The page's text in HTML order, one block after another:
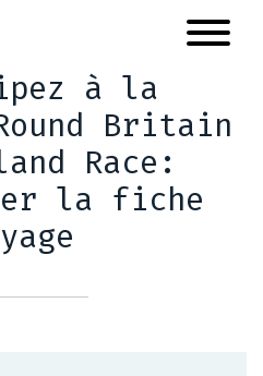
à la
Britain
Race:
la fiche